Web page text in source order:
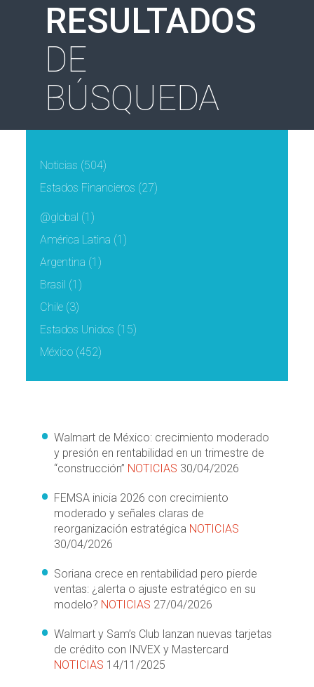
RESULTADOS
DE
BÚSQUEDA
Noticias (504)
Estados Financieros (27)
@global (1)
América Latina (1)
Argentina (1)
Brasil (1)
Chile (3)
Estados Unidos (15)
México (452)
Walmart de México: crecimiento moderado
y presión en rentabilidad en un trimestre de
“construcción” NOTICIAS 30/04/2026
FEMSA inicia 2026 con crecimiento
moderado y señales claras de
reorganización estratégica NOTICIAS
30/04/2026
Soriana crece en rentabilidad pero pierde
ventas: ¿alerta o ajuste estratégico en su
modelo? NOTICIAS 27/04/2026
Walmart y Sam’s Club lanzan nuevas tarjetas
de crédito con INVEX y Mastercard
NOTICIAS 14/11/2025